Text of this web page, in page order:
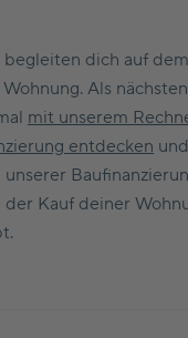
begleiten dich auf
Als
mit unserem
entdecken
Kauf deiner